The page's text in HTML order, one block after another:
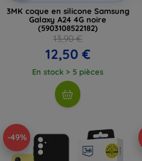
3MK coque en silicone Samsung
Galaxy A24 4G noire
(5903108522182)
13,90 €
12,50 €
En stock > 5 pièces
-49%